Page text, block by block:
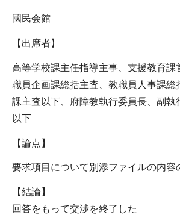
國民会館
【出席者】
高等学校課主任指導主事、支援教育課
職員企画課総括主査、教職員人事課総
課主査以下、府障教執行委員長、副執
以下
【論点】
要求項目について別添ファイルの内容
【結論】
回答をもって交渉を終了した